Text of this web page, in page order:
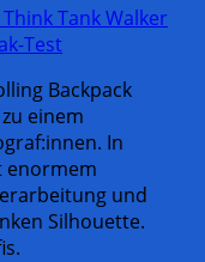
Backpack
einem
In
enormem
und
Silhouette.